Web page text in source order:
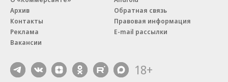
Архив
Контакты
Реклама
Вакансии
Обратная связь
Правовая информация
E-mail рассылки
18+